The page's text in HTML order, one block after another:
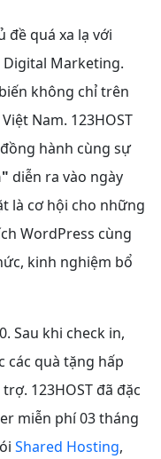
đề quá xa lạ với
Digital Marketing.
không chỉ trên
Nam. 123HOST
hành cùng sự
diễn ra vào ngày
là cơ hội cho những
WordPress cùng
kinh nghiệm bổ
Sau khi check in,
các quà tặng hấp
123HOST đã đặc
miễn phí 03 tháng
Shared Hosting,